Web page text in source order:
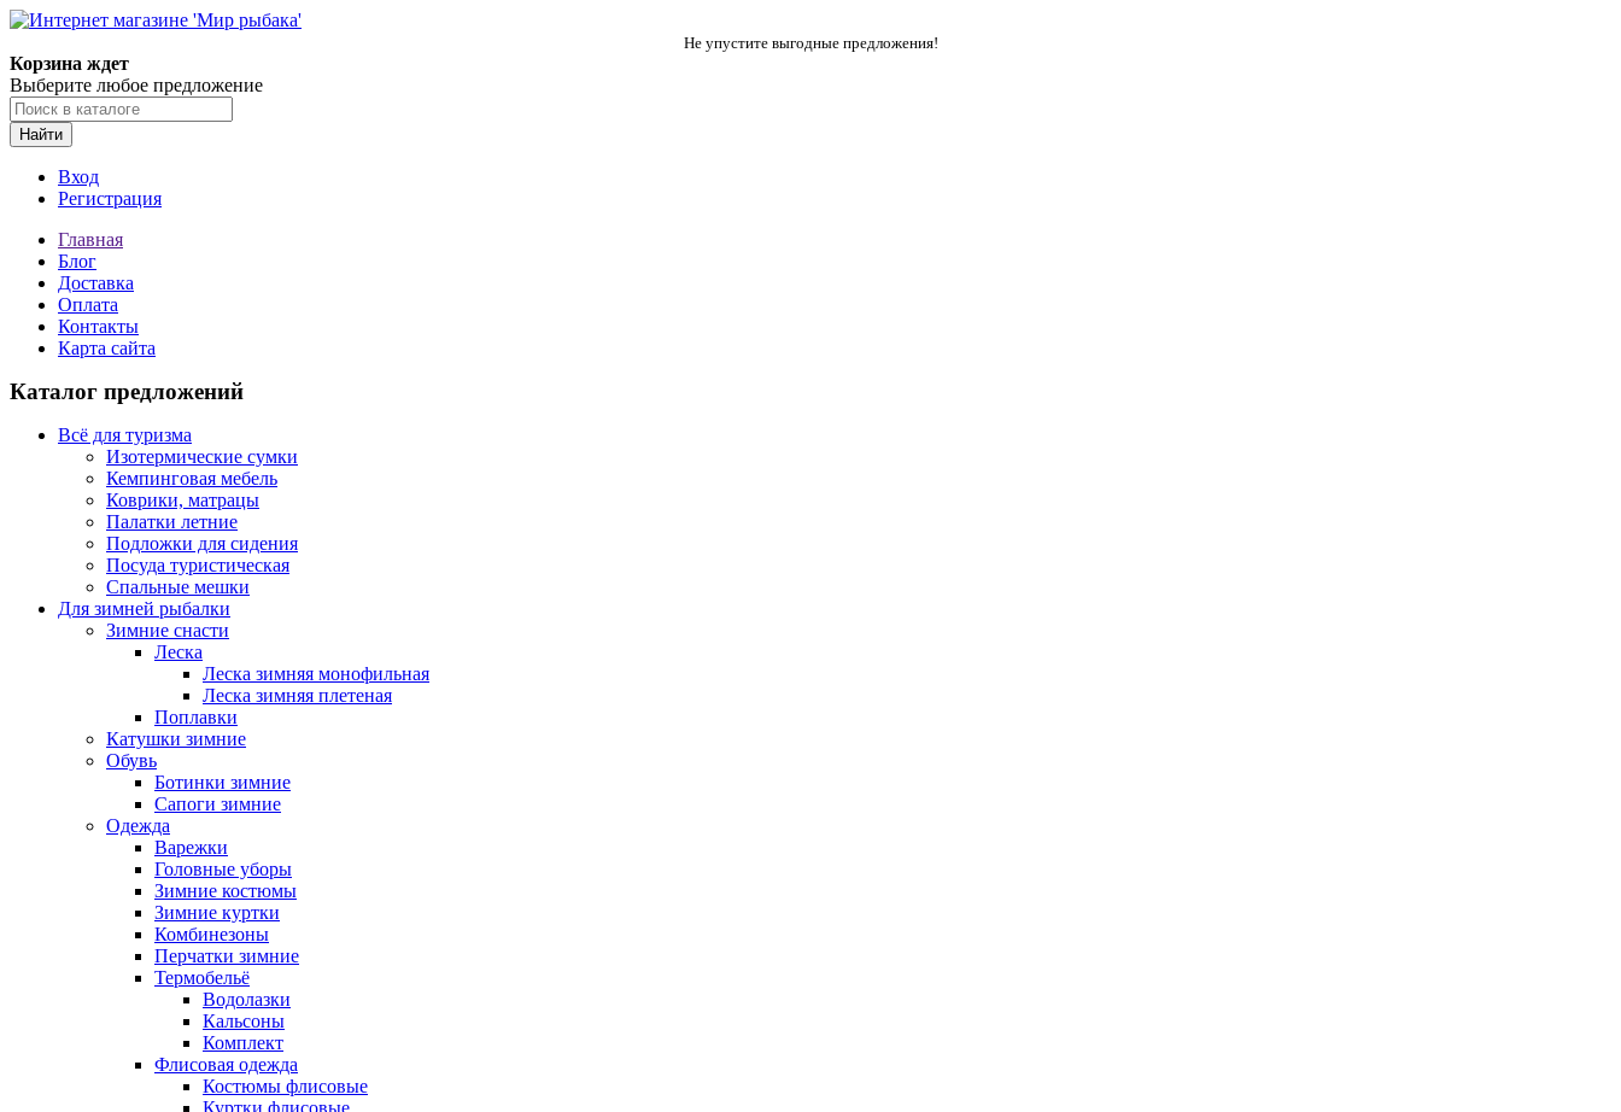
Не упустите выгодные предложения!
Корзина ждет
Выберите любое предложение
Найти
Вход
Регистрация
Главная
Блог
Доставка
Оплата
Контакты
Карта сайта
Каталог предложений
Всё для туризма
Изотермические сумки
Кемпинговая мебель
Коврики, матрацы
Палатки летние
Подложки для сидения
Посуда туристическая
Спальные мешки
Для зимней рыбалки
Зимние снасти
Леска
Леска зимняя монофильная
Леска зимняя плетеная
Поплавки
Катушки зимние
Обувь
Ботинки зимние
Сапоги зимние
Одежда
Варежки
Головные уборы
Зимние костюмы
Зимние куртки
Комбинезоны
Перчатки зимние
Термобельё
Водолазки
Кальсоны
Комплект
Флисовая одежда
Костюмы флисовые
Куртки флисовые